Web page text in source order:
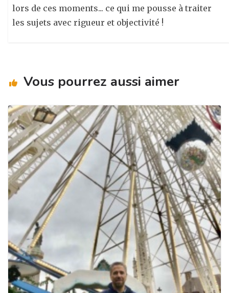
lors de ces moments... ce qui me pousse à traiter
les sujets avec rigueur et objectivité !
Vous pourrez aussi aimer